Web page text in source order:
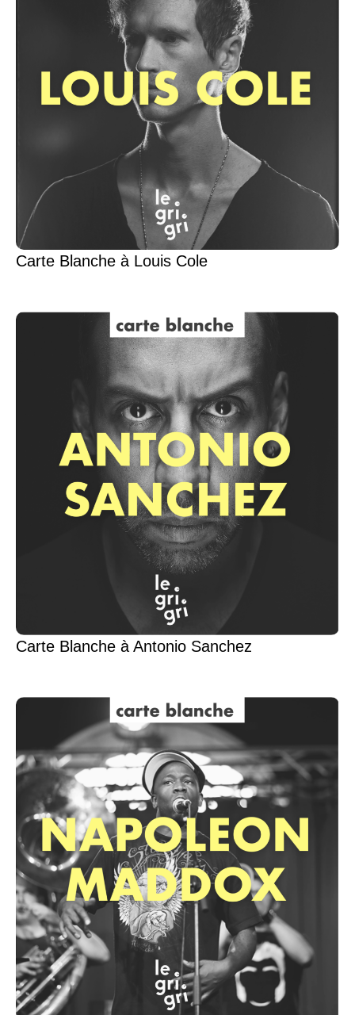
Carte Blanche à Louis Cole
Carte Blanche à Antonio Sanchez